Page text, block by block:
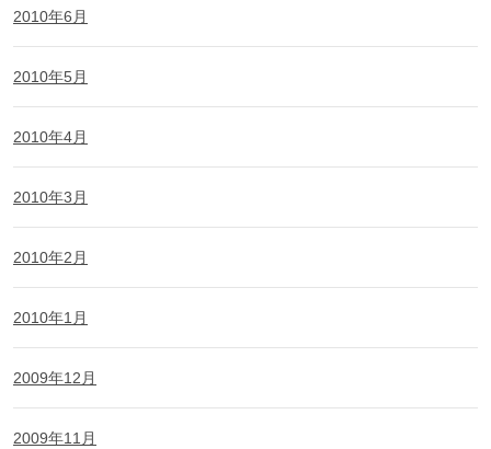
2010年6月
2010年5月
2010年4月
2010年3月
2010年2月
2010年1月
2009年12月
2009年11月